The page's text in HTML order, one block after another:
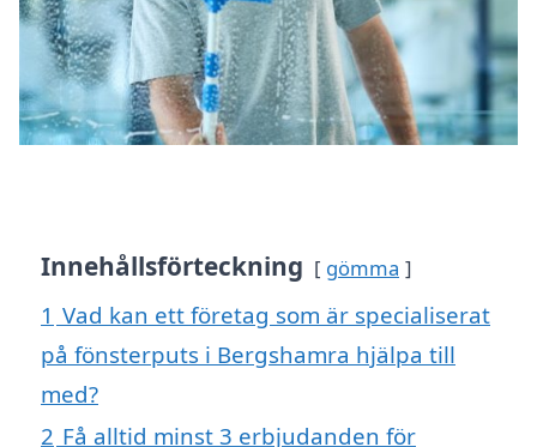
Innehållsförteckning gömma
1 Vad kan ett företag som är specialiserat
på fönsterputs i Bergshamra hjälpa till
med?
2 Få alltid minst 3 erbjudanden för